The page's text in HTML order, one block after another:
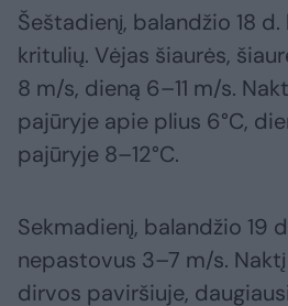
Šeštadienį, balandžio 18 d.
kritulių. Vėjas šiaurės,
8 m/s, dieną 6–11 m/s.
pajūryje apie plius 6°C,
pajūryje 8–12°C.
Sekmadienį, balandžio 19
nepastovus 3–7 m/s. Naktį
dirvos paviršiuje,